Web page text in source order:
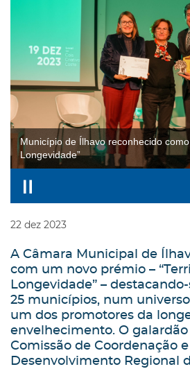
Município de Ílhavo reconhecido
Longevidade”
22 dez 2023
A Câmara Municipal de
com um novo prémio –
Longevidade” –
25 municípios, num
um dos promotores da
envelhecimento. O
Comissão de Coordenação e
Desenvolvimento Regional